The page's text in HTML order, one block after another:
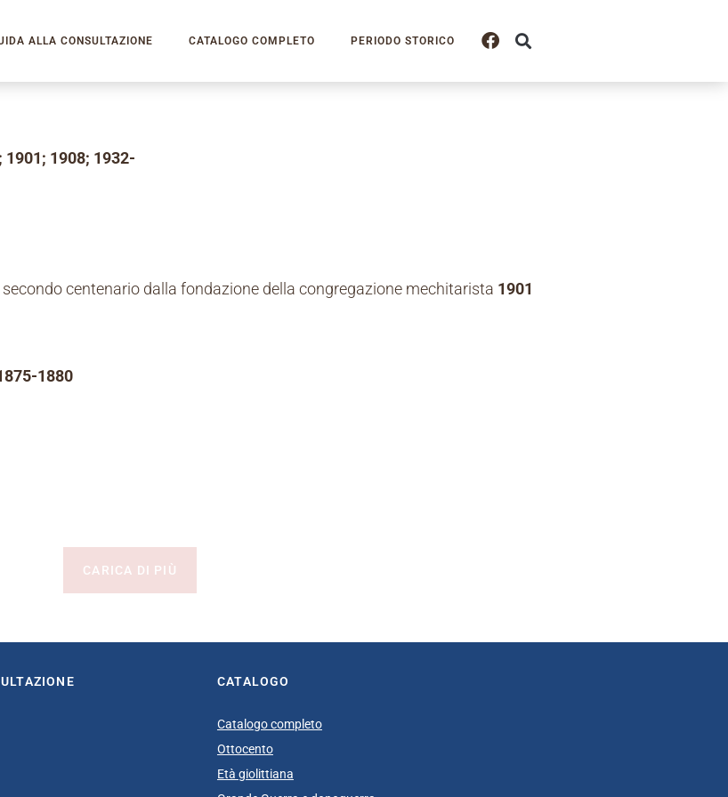
ALLA CONSULTAZIONE CATALOGO COMPLETO PERIODO STORICO
1901; 1908; 1932-
centenario dalla fondazione della congregazione mechitarista 1901
1880
CARICA DI PIÙ
CATALOGO
Catalogo completo
Ottocento
Età giolittiana